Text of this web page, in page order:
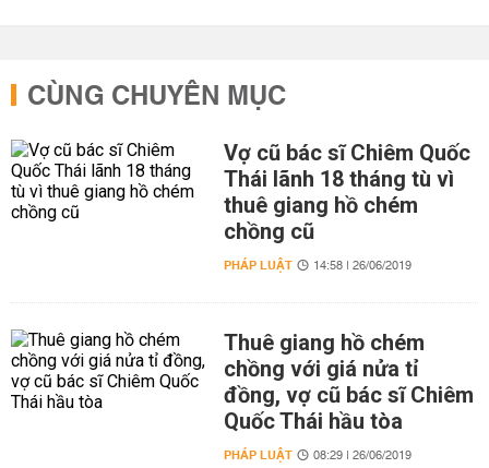
CÙNG CHUYÊN MỤC
Vợ cũ bác sĩ Chiêm Quốc
Thái lãnh 18 tháng tù vì
thuê giang hồ chém
chồng cũ
PHÁP LUẬT 14:58 | 26/06/2019
Thuê giang hồ chém
chồng với giá nửa tỉ
đồng, vợ cũ bác sĩ Chiêm
Quốc Thái hầu tòa
PHÁP LUẬT 08:29 | 26/06/2019